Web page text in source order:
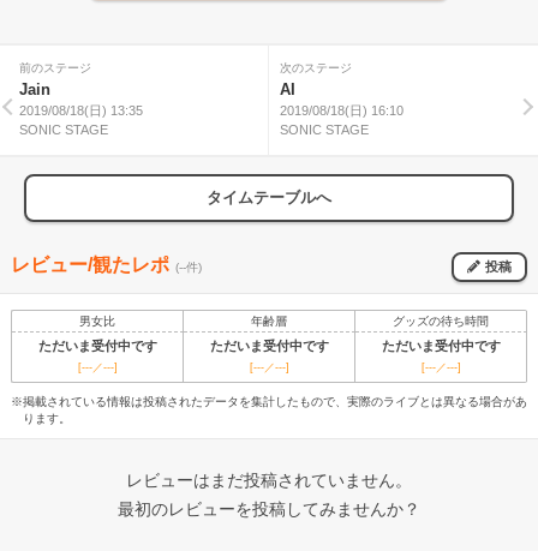
前のステージ
Jain
2019/08/18(日) 13:35
SONIC STAGE
次のステージ
AI
2019/08/18(日) 16:10
SONIC STAGE
タイムテーブルへ
レビュー/観たレポ (--件) 投稿
男女比 年齢層 グッズの待ち時間
ただいま受付中です ただいま受付中です ただいま受付中です
[---／---] [---／---] [---／---]
※掲載されている情報は投稿されたデータを集計したもので、実際のライブとは異なる場合があ
ります。
レビューはまだ投稿されていません。
最初のレビューを投稿してみませんか？